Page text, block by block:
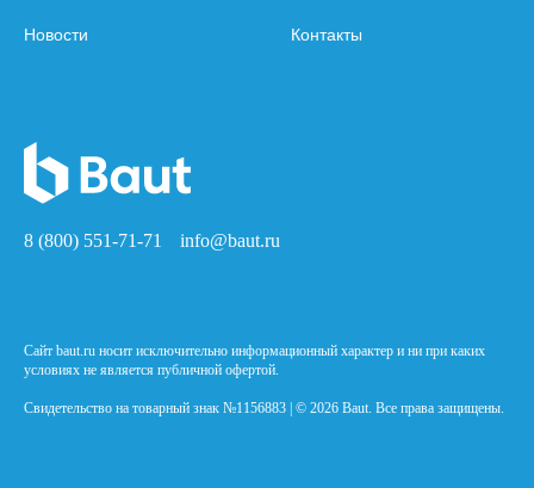
Новости Контакты
8 (800) 551-71-71 info@baut.ru
Сайт baut.ru носит исключительно информационный характер и ни при каких
условиях не является публичной офертой.
Свидетельство на товарный знак №1156883 | © 2026 Baut. Все права защищены.